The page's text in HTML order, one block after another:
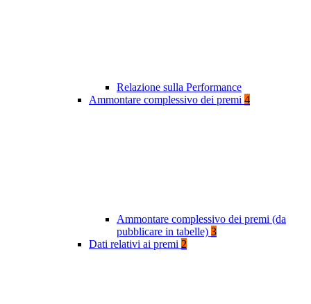
Relazione sulla Performance
Ammontare complessivo dei premi 4
Ammontare complessivo dei premi (da
pubblicare in tabelle) 3
Dati relativi ai premi 2